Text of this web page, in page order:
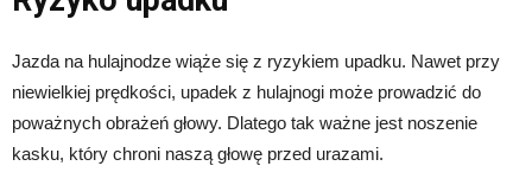
Jazda na hulajnodze wiąże się z ryzykiem upadku. Nawet przy
niewielkiej prędkości, upadek z hulajnogi może prowadzić do
poważnych obrażeń głowy. Dlatego tak ważne jest noszenie
kasku, który chroni naszą głowę przed urazami.